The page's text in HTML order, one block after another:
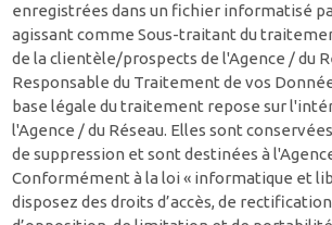
enregistrées dans un fichier informatisé
agissant comme Sous-traitant du
de la clientèle/prospects de l'Agence / du
Responsable du Traitement de vos
base légale du traitement repose sur
l'Agence / du Réseau. Elles sont
de suppression et sont destinées à
Conformément à la loi « informatique et
disposez des droits d’accès, de